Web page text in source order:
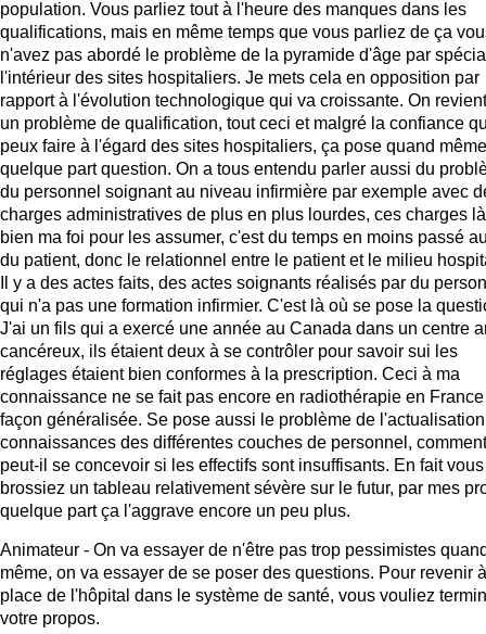
population. Vous parliez tout à l'heure des manques dans les
qualifications, mais en même temps que vous parliez de ça
n'avez pas abordé le problème de la pyramide d'âge par
l'intérieur des sites hospitaliers. Je mets cela en opposition par
rapport à l'évolution technologique qui va croissante. On
un problème de qualification, tout ceci et malgré la confiance
peux faire à l'égard des sites hospitaliers, ça pose quand même
quelque part question. On a tous entendu parler aussi du
du personnel soignant au niveau infirmière par exemple avec
charges administratives de plus en plus lourdes, ces charges
bien ma foi pour les assumer, c'est du temps en moins passé
du patient, donc le relationnel entre le patient et le milieu
Il y a des actes faits, des actes soignants réalisés par du
qui n'a pas une formation infirmier. C'est là où se pose la
J'ai un fils qui a exercé une année au Canada dans un centre
cancéreux, ils étaient deux à se contrôler pour savoir sui les
réglages étaient bien conformes à la prescription. Ceci à ma
connaissance ne se fait pas encore en radiothérapie en
façon généralisée. Se pose aussi le problème de
connaissances des différentes couches de personnel,
peut-il se concevoir si les effectifs sont insuffisants. En fait vous
brossiez un tableau relativement sévère sur le futur, par mes
quelque part ça l'aggrave encore un peu plus.
Animateur - On va essayer de n'être pas trop pessimistes
même, on va essayer de se poser des questions. Pour revenir
place de l'hôpital dans le système de santé, vous vouliez
votre propos.